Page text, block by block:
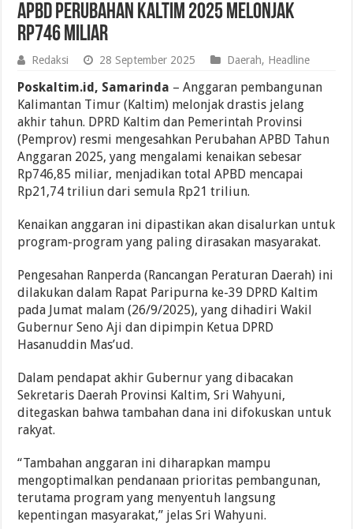
APBD Perubahan Kaltim 2025 Melonjak
Rp746 Miliar
Redaksi 28 September 2025 Daerah, Headline
Poskaltim.id, Samarinda – Anggaran pembangunan
Kalimantan Timur (Kaltim) melonjak drastis jelang
akhir tahun. DPRD Kaltim dan Pemerintah Provinsi
(Pemprov) resmi mengesahkan Perubahan APBD Tahun
Anggaran 2025, yang mengalami kenaikan sebesar
Rp746,85 miliar, menjadikan total APBD mencapai
Rp21,74 triliun dari semula Rp21 triliun.
Kenaikan anggaran ini dipastikan akan disalurkan untuk
program-program yang paling dirasakan masyarakat.
Pengesahan Ranperda (Rancangan Peraturan Daerah) ini
dilakukan dalam Rapat Paripurna ke-39 DPRD Kaltim
pada Jumat malam (26/9/2025), yang dihadiri Wakil
Gubernur Seno Aji dan dipimpin Ketua DPRD
Hasanuddin Mas’ud.
Dalam pendapat akhir Gubernur yang dibacakan
Sekretaris Daerah Provinsi Kaltim, Sri Wahyuni,
ditegaskan bahwa tambahan dana ini difokuskan untuk
rakyat.
“Tambahan anggaran ini diharapkan mampu
mengoptimalkan pendanaan prioritas pembangunan,
terutama program yang menyentuh langsung
kepentingan masyarakat,” jelas Sri Wahyuni.